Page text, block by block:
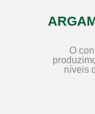
O
níveis